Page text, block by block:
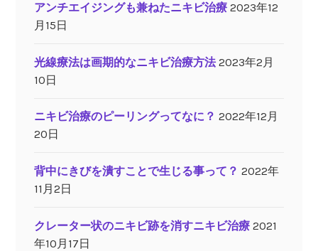
アンチエイジングも兼ねたニキビ治療 2023年12
月15日
光線療法は画期的なニキビ治療方法 2023年2月
10日
ニキビ治療のピーリングってなに？ 2022年12月
20日
背中にきびを潰すことで生じる事って？ 2022年
11月2日
クレーター状のニキビ跡を消すニキビ治療 2021
年10月17日